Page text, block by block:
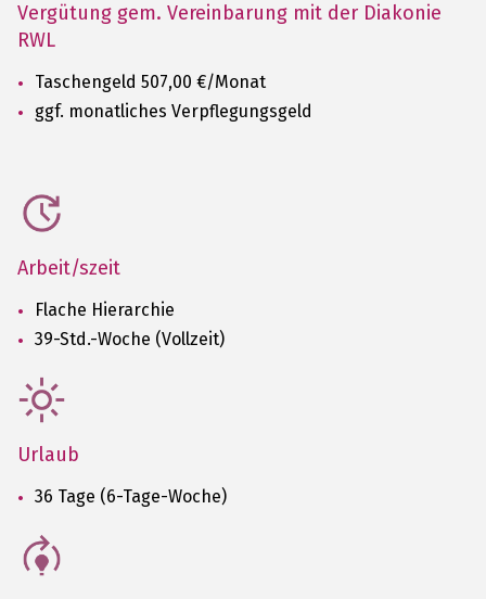
Vergütung gem. Vereinbarung mit der Diakonie
RWL
Taschengeld 507,00 €/Monat
ggf. monatliches Verpflegungsgeld
Arbeit/szeit
Flache Hierarchie
39-Std.-Woche (Vollzeit)
Urlaub
36 Tage (6-Tage-Woche)